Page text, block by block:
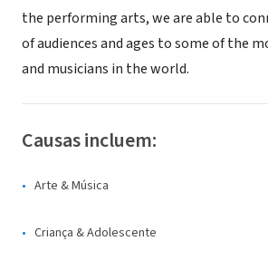
the performing arts, we are able to
of audiences and ages to some of the
and musicians in the world.
Causas incluem:
Arte & Música
Criança & Adolescente